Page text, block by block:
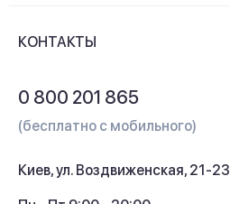
Контакты
Кэшбек
КОНТАКТЫ
0 800 201 865
(бесплатно с мобильного)
Киев, ул. Воздвиженская, 21-23